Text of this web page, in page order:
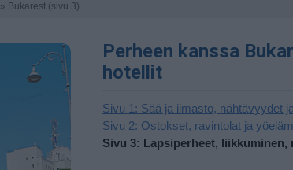
» Bukarest (sivu 3)
Perheen kanssa
hotellit
Sivu 1: Sää ja ilmasto, nähtävyydet
Sivu 2: Ostokset, ravintolat ja
Sivu 3: Lapsiperheet,